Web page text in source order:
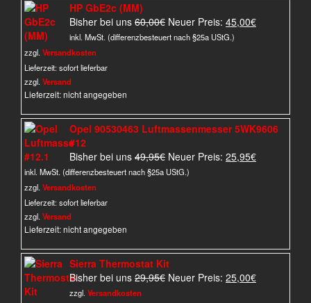
HP GbE2c (MM)
Bisher bei uns 60,00€ Ursprünglicher
Preis
Neuer Preis: 45,00€Aktueller
inkl. MwSt. (differenzbesteuert nach §25a UStG.)
zzgl. Versandkosten
Lieferzeit:sofort lieferbar
zzgl. Versand
Lieferzeit: nicht angegeben
Opel 90530463 Luftmassenmesser 5WK9606
#12
Bisher bei uns 49,95€ Ursprünglicher
Preis
Neuer Preis: 25,95€Aktueller
inkl. MwSt. (differenzbesteuert nach §25a UStG.)
zzgl. Versandkosten
Lieferzeit:sofort lieferbar
zzgl. Versand
Lieferzeit: nicht angegeben
Sierra Thermostat Kit
Bisher bei uns 29,95€ Ursprünglicher
Neuer Preis: 25,00€Aktueller
zzgl. Versandkosten